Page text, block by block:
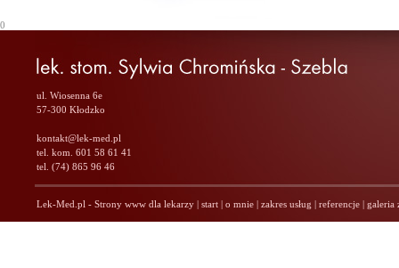
0
ul. Wiosenna 6e
57-300 Kłodzko
kontakt@lek-med.pl
tel. kom. 601 58 61 41
tel. (74) 865 96 46
Lek-Med.pl - Strony www dla lekarzy | start | o mnie | zakres usług | referencje | galeria